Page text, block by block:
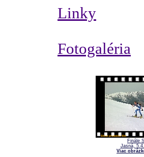
Linky
Fotogaléria
Finále
Jasná,
Viac